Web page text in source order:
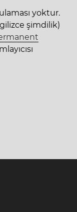
yoktur.
şimdilik)